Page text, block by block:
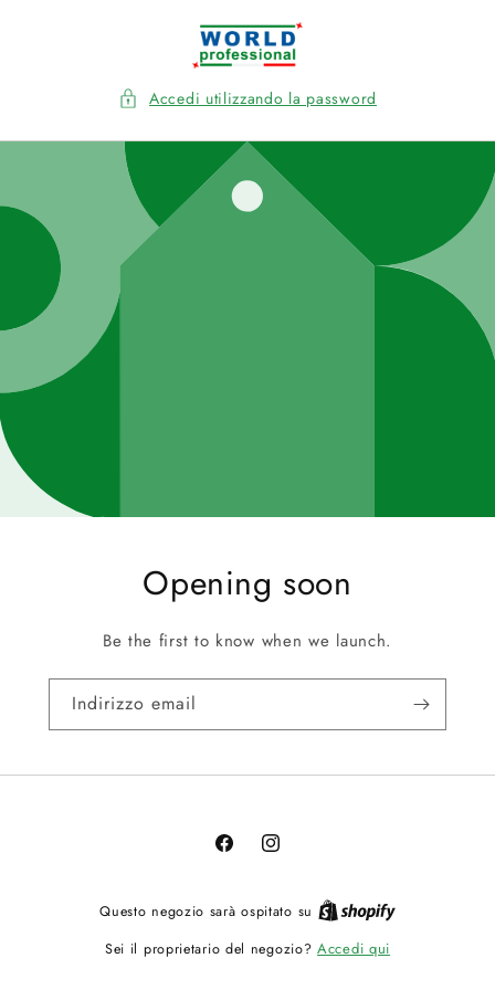
Accedi utilizzando la password
Opening soon
Be the first to know when we launch.
Indirizzo email
FacebookInstagram
Questo negozio sarà ospitato su
Sei il proprietario del negozio?Accedi qui